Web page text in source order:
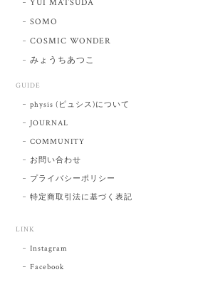
YUI MATSUDA
SOMO
COSMIC WONDER
みょうちあつこ
GUIDE
physis (ピュシス)について
JOURNAL
COMMUNITY
お問い合わせ
プライバシーポリシー
特定商取引法に基づく表記
LINK
Instagram
Facebook